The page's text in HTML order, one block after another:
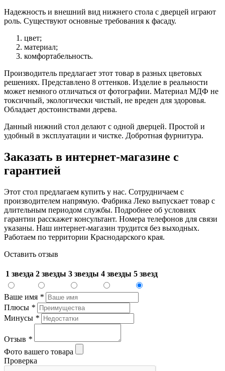
Надежность и внешний вид нижнего стола с дверцей играют
роль. Существуют основные требования к фасаду.
цвет;
материал;
комфортабельность.
Производитель предлагает этот товар в разных цветовых
решениях. Представлено 8 оттенков. Изделие в реальности
может немного отличаться от фотографии. Материал МДФ не
токсичный, экологически чистый, не вреден для здоровья.
Обладает достоинствами дерева.
Данный нижний стол делают с одной дверцей. Простой и
удобный в эксплуатации и чистке. Добротная фурнитура.
Заказать в интернет-магазине с
гарантией
Этот стол предлагаем купить у нас. Сотрудничаем с
производителем напрямую. Фабрика Леко выпускает товар с
длительным периодом службы. Подробнее об условиях
гарантии расскажет консультант. Номера телефонов для связи
указаны. Наш интернет-магазин трудится без выходных.
Работаем по территории Краснодарского края.
Оставить отзыв
1 звезда 2 звезды 3 звезды 4 звезды 5 звезд
Ваше имя *
Плюсы *
Минусы *
Отзыв *
Фото вашего товара
Проверка